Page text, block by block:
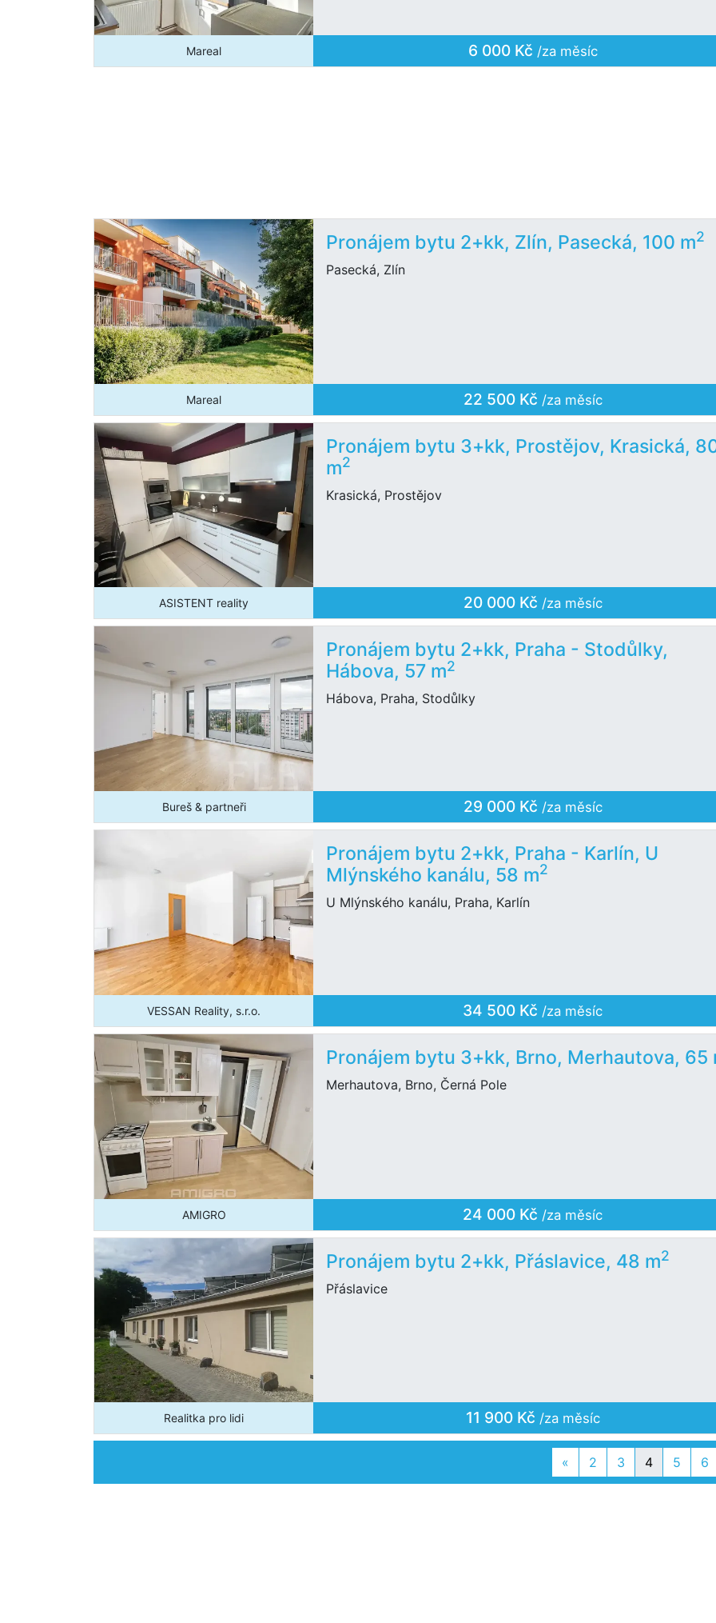
Mareal 6 000 Kč /za měsíc
Pronájem bytu 2+kk, Zlín, Pasecká, 100 m2
Pasecká, Zlín
Mareal 22 500 Kč /za měsíc
Pronájem bytu 3+kk, Prostějov, Krasická,
m2
Krasická, Prostějov
ASISTENT reality 20 000 Kč /za měsíc
Pronájem bytu 2+kk, Praha - Stodůlky,
Hábova, 57 m2
Hábova, Praha, Stodůlky
Bureš & partneři 29 000 Kč /za měsíc
Pronájem bytu 2+kk, Praha - Karlín, U
Mlýnského kanálu, 58 m2
U Mlýnského kanálu, Praha, Karlín
VESSAN Reality, s.r.o. 34 500 Kč /za měsíc
Pronájem bytu 3+kk, Brno, Merhautova, 65
Merhautova, Brno, Černá Pole
AMIGRO 24 000 Kč /za měsíc
Pronájem bytu 2+kk, Přáslavice, 48 m2
Přáslavice
Realitka pro lidi 11 900 Kč /za měsíc
« Previous
2 3 4 5 6